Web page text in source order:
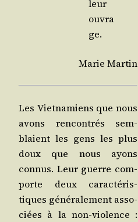
leur
ouvra
ge.
Marie Mar­tin
Les Viet­na­miens que nous
avons ren­con­trés sem­
blaient les gens les plus
doux que nous ayons
connus. Leur guerre com­
porte deux carac­té­ris­
tiques géné­ra­le­ment asso­
ciées à la non-vio­lence :